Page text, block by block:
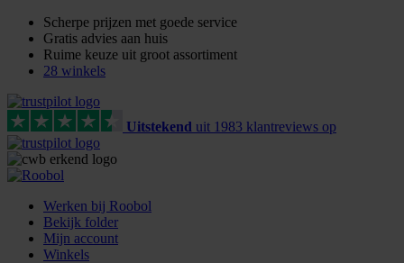
Scherpe prijzen met goede service
Gratis advies aan huis
Ruime keuze uit groot assortiment
28 winkels
Uitstekend uit 1983 klantreviews op
Werken bij Roobol
Bekijk folder
Mijn account
Winkels